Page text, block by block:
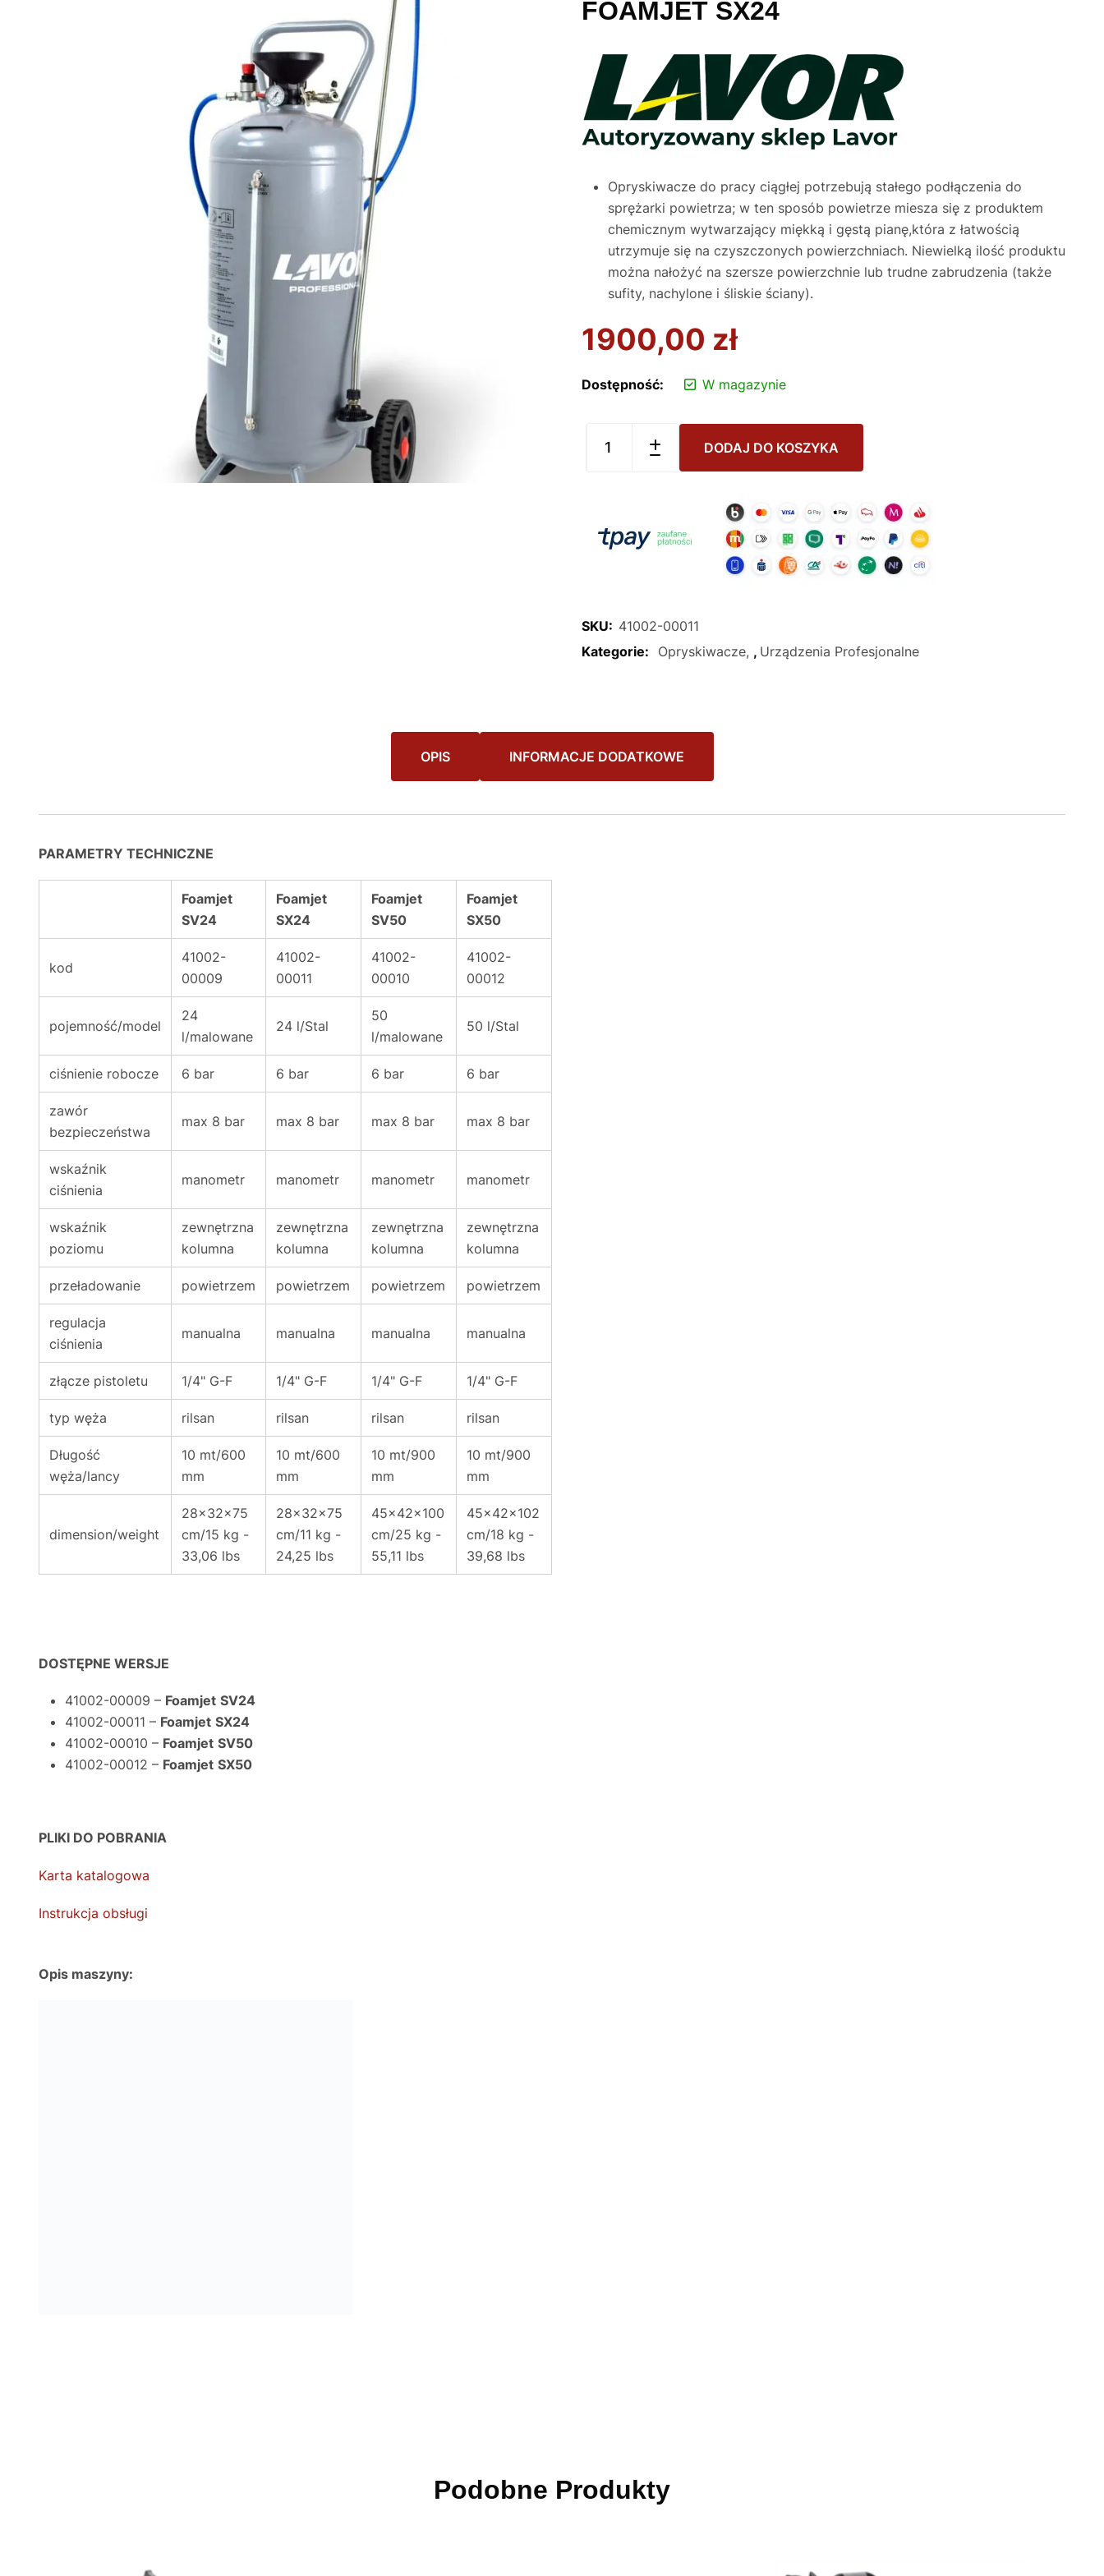
FOAMJET SX24
Opryskiwacze do pracy ciągłej potrzebują stałego podłączenia do
sprężarki powietrza; w ten sposób powietrze miesza się z produktem
chemicznym wytwarzający miękką i gęstą pianę,która z łatwością
utrzymuje się na czyszczonych powierzchniach. Niewielką ilość produktu
można nałożyć na szersze powierzchnie lub trudne zabrudzenia (także
sufity, nachylone i śliskie ściany).
1900,00 zł
Dostępność: W magazynie
DODAJ DO KOSZYKA
SKU: 41002-00011
Kategorie:
Opryskiwacze , Urządzenia Profesjonalne
OPIS INFORMACJE DODATKOWE
PARAMETRY TECHNICZNE
Foamjet
SV24
Foamjet
SX24
Foamjet
SV50
Foamjet
SX50
kod
41002-
00009
41002-
00011
41002-
00010
41002-
00012
pojemność/model
24
l/malowane
24 l/Stal
50
l/malowane
50 l/Stal
ciśnienie robocze 6 bar 6 bar 6 bar 6 bar
zawór
bezpieczeństwa
max 8 bar max 8 bar max 8 bar max 8 bar
wskaźnik
ciśnienia
manometr manometr manometr manometr
wskaźnik
poziomu
zewnętrzna
kolumna
zewnętrzna
kolumna
zewnętrzna
kolumna
zewnętrzna
kolumna
przeładowanie powietrzem powietrzem powietrzem powietrzem
regulacja
ciśnienia
manualna manualna manualna manualna
złącze pistoletu 1/4" G-F 1/4" G-F 1/4" G-F 1/4" G-F
typ węża rilsan rilsan rilsan rilsan
Długość
węża/lancy
10 mt/600
mm
10 mt/600
mm
10 mt/900
mm
10 mt/900
mm
dimension/weight
28x32x75
cm/15 kg -
33,06 lbs
28x32x75
cm/11 kg -
24,25 lbs
45x42x100
cm/25 kg -
55,11 lbs
45x42x102
cm/18 kg -
39,68 lbs
DOSTĘPNE WERSJE
41002-00009 – Foamjet SV24
41002-00011 – Foamjet SX24
41002-00010 – Foamjet SV50
41002-00012 – Foamjet SX50
PLIKI DO POBRANIA
Karta katalogowa
Instrukcja obsługi
Opis maszyny:
Podobne Produkty